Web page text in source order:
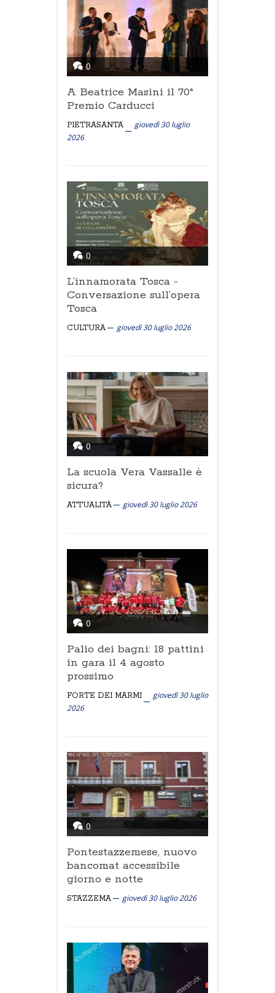
0
A Beatrice Masini il 70°
Premio Carducci
PIETRASANTA
giovedì 30 luglio
2026
0
L’innamorata Tosca -
Conversazione sull’opera
Tosca
CULTURA giovedì 30 luglio 2026
0
La scuola Vera Vassalle è
sicura?
ATTUALITÀ giovedì 30 luglio 2026
0
Palio dei bagni: 18 pattini
in gara il 4 agosto
prossimo
FORTE DEI MARMI
giovedì 30 luglio
2026
0
Pontestazzemese, nuovo
bancomat accessibile
giorno e notte
STAZZEMA giovedì 30 luglio 2026